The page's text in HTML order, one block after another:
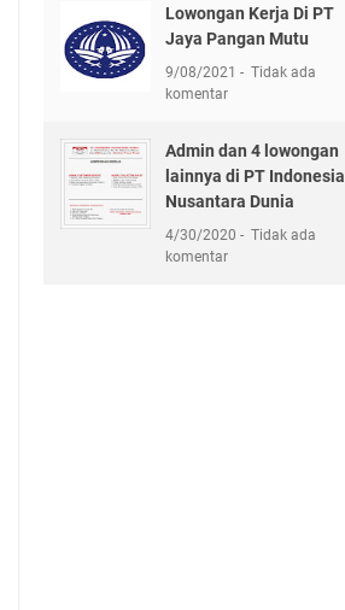
Lowongan Kerja Di PT
Jaya Pangan Mutu
9/08/2021
Tidak ada
komentar
Admin dan 4 lowongan
lainnya di PT Indonesia
Nusantara Dunia
4/30/2020
Tidak ada
komentar